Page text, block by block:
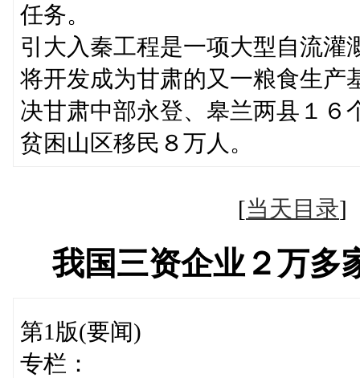
任务。
引大入秦工程是一项大型自流灌
将开发成为甘肃的又一粮食生产
决甘肃中部永登、皋兰两县１６
贫困山区移民８万人。
[当天目录
我国三资企业２万多
第1版(要闻)
专栏：